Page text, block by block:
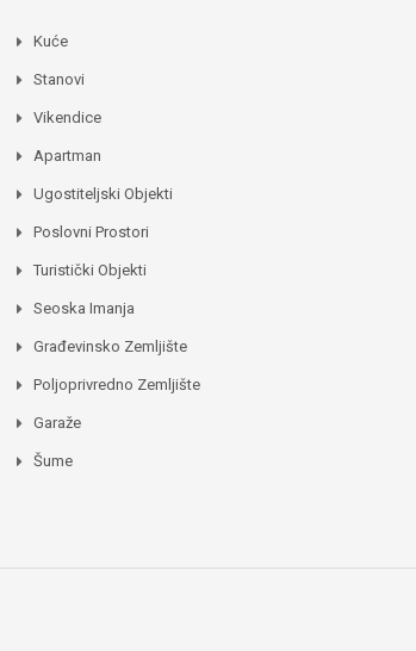
Kuće
Stanovi
Vikendice
Apartman
Ugostiteljski Objekti
Poslovni Prostori
Turistički Objekti
Seoska Imanja
Građevinsko Zemljište
Poljoprivredno Zemljište
Garaže
Šume